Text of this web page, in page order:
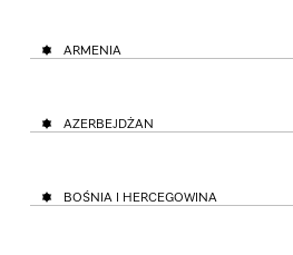
ARMENIA
AZERBEJDŻAN
BOŚNIA I HERCEGOWINA